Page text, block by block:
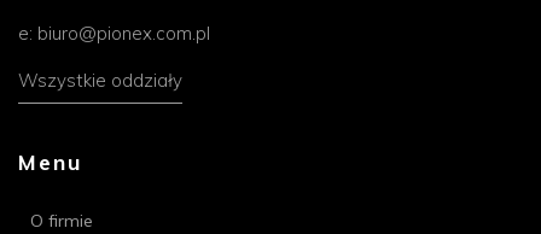
e: biuro@pionex.com.pl
Wszystkie oddziały
Menu
O firmie